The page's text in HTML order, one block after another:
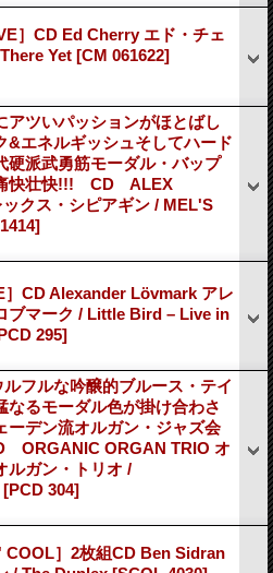
］CD Ed Cherry エド・チェ
Yet [CM 061622]
アツいパッションがほとばし
&エネルギッシュそしてハード
硬派武勇筋モーダル・バップ
快壮快!!! CD ALEX
クス・シピアギン / MEL'S
］CD Alexander Lövmark アレ
ブマーク / Little Bird – Live in
295]
フルな吟醸的ブルース・テイ
なるモーダル色が掛け合わさ
ーデン流オルガン・ジャズ会
ORGANIC ORGAN TRIO オ
ルガン・トリオ /
[PCD 304]
COOL］2枚組CD Ben Sidran